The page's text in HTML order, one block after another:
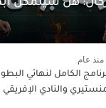
هل سيتمكن
منذ عام
الكامل لنهائي
والنادي الإفريقي